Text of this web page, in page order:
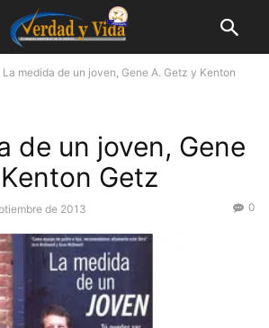
La medida de un joven, Gene A. Getz y Kenton
de un joven, Gene
Getz
de 2013 0